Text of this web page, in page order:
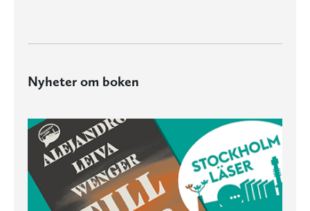
Nyheter om boken